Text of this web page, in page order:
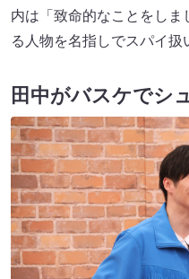
内は「致命的なことをし
る人物を名指しでスパイ扱
田中がバスケでシ